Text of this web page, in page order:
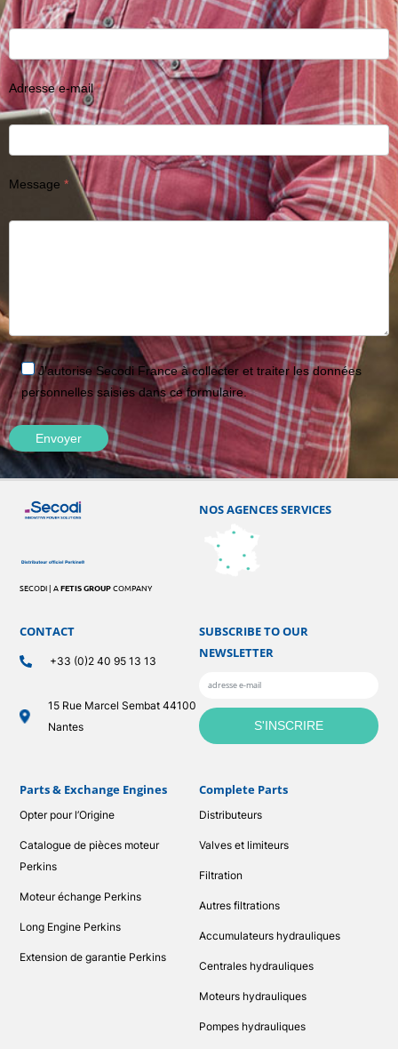
Adresse e-mail
Message
J'autorise Secodi France à collecter et traiter les données
personnelles saisies dans ce formulaire.
SECODI | AFETIS GROUPCOMPANY
Parts & Exchange Engines
Opter pour l’Origine
Catalogue de pièces moteur
Perkins
Moteur échange Perkins
Long Engine Perkins
Extension de garantie Perkins
CONTACT
+33 (0)2 40 95 13 13
15 Rue Marcel Sembat 44100
Nantes
Complete Parts
Distributeurs
Valves et limiteurs
Filtration
Autres filtrations
Accumulateurs hydrauliques
Centrales hydrauliques
Moteurs hydrauliques
Pompes hydrauliques
NOS AGENCES SERVICES
SUBSCRIBE TO OUR
NEWSLETTER